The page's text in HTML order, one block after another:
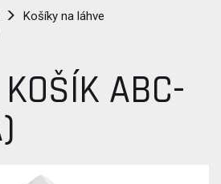
Košíky na láhve
ABC-